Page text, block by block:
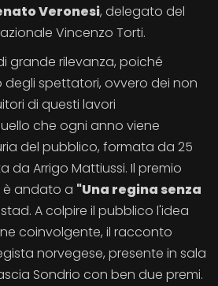
Veronesi, delegato del
Vincenzo Torti.
grande rilevanza, poiché
degli spettatori, ovvero dei non
di questi lavori
che ogni anno viene
del pubblico, formata da 25
da Arrigo Mattiussi. Il premio
è andato a "Una regina senza
A colpire il pubblico l'idea
coinvolgente, il racconto
norvegese, presente in sala
Sondrio con ben due premi.